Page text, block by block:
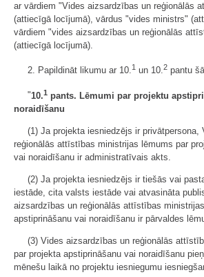
ar vārdiem "Vides aizsardzības un reģionālās
(attiecīgā locījumā), vārdus "vides ministrs"
vārdiem "vides aizsardzības un reģionālās
(attiecīgā locījumā).
2. Papildināt likumu ar 10.1 un 10.2 pantu
"10.1 pants. Lēmumi par projektu
noraidīšanu
(1) Ja projekta iesniedzējs ir privātpersona,
reģionālās attīstības ministrijas lēmums par
vai noraidīšanu ir administratīvais akts.
(2) Ja projekta iesniedzējs ir tiešās vai
iestāde, cita valsts iestāde vai atvasināta
aizsardzības un reģionālās attīstības
apstiprināšanu vai noraidīšanu ir pārvaldes
(3) Vides aizsardzības un reģionālās
par projekta apstiprināšanu vai noraidīšanu
mēnešu laikā no projektu iesniegumu